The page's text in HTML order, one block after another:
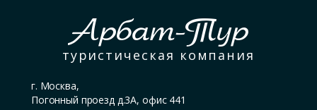
Арбат-Тур
туристическая компания
г. Москва,
Погонный проезд д.3А, офис 441